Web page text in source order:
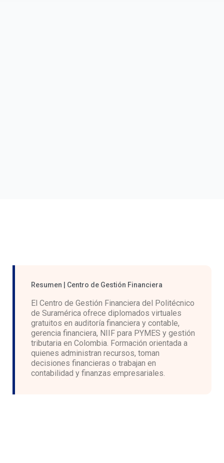
Resumen | Centro de Gestión Financiera
El Centro de Gestión Financiera del Politécnico
de Suramérica ofrece diplomados virtuales
gratuitos en auditoría financiera y contable,
gerencia financiera, NIIF para PYMES y gestión
tributaria en Colombia. Formación orientada a
quienes administran recursos, toman
decisiones financieras o trabajan en
contabilidad y finanzas empresariales.